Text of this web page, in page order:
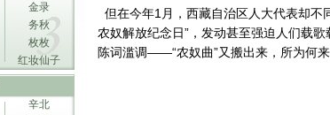
金录
务秋
枚枚
红妆仙子
辛北
但在今年1月，西藏自治区人大代表却不
农奴解放纪念日”，发动甚至强迫人们载
陈词滥调——“农奴曲”又搬出来，所为何来